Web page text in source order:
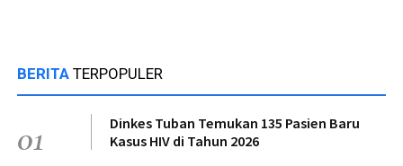
BERITA TERPOPULER
01
Dinkes Tuban Temukan 135 Pasien Baru
Kasus HIV di Tahun 2026